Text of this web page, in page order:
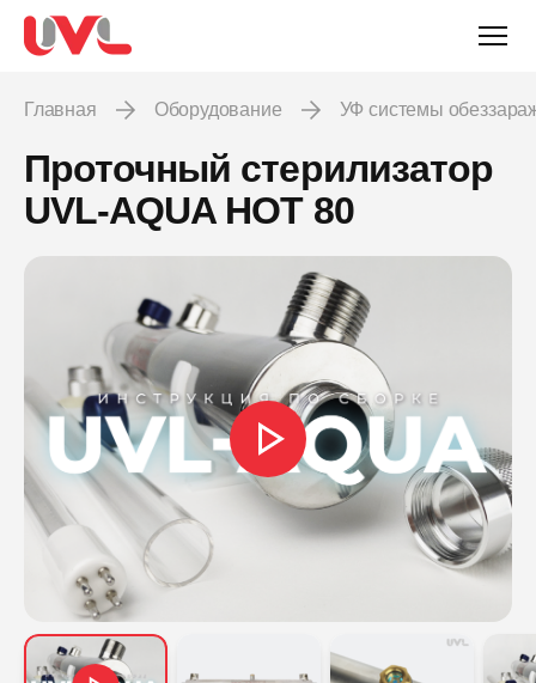
Главная Оборудование УФ системы
Проточный стерилизатор
UVL-AQUA HOT 80